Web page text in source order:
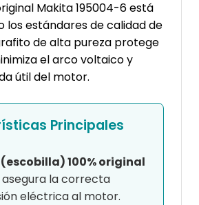
Makita 195004-6 está
los estándares de calidad de
de alta pureza protege
el arco voltaico y
útil del motor.
Principales
100% original
asegura la correcta
eléctrica al motor.